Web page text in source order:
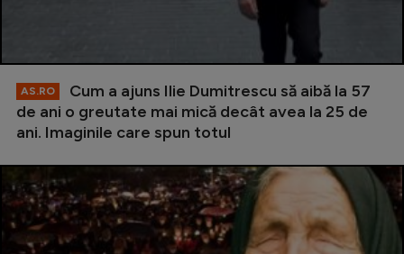
AS.RO
Cum a ajuns Ilie Dumitrescu să aibă la 57
de ani o greutate mai mică decât avea la 25 de
ani. Imaginile care spun totul